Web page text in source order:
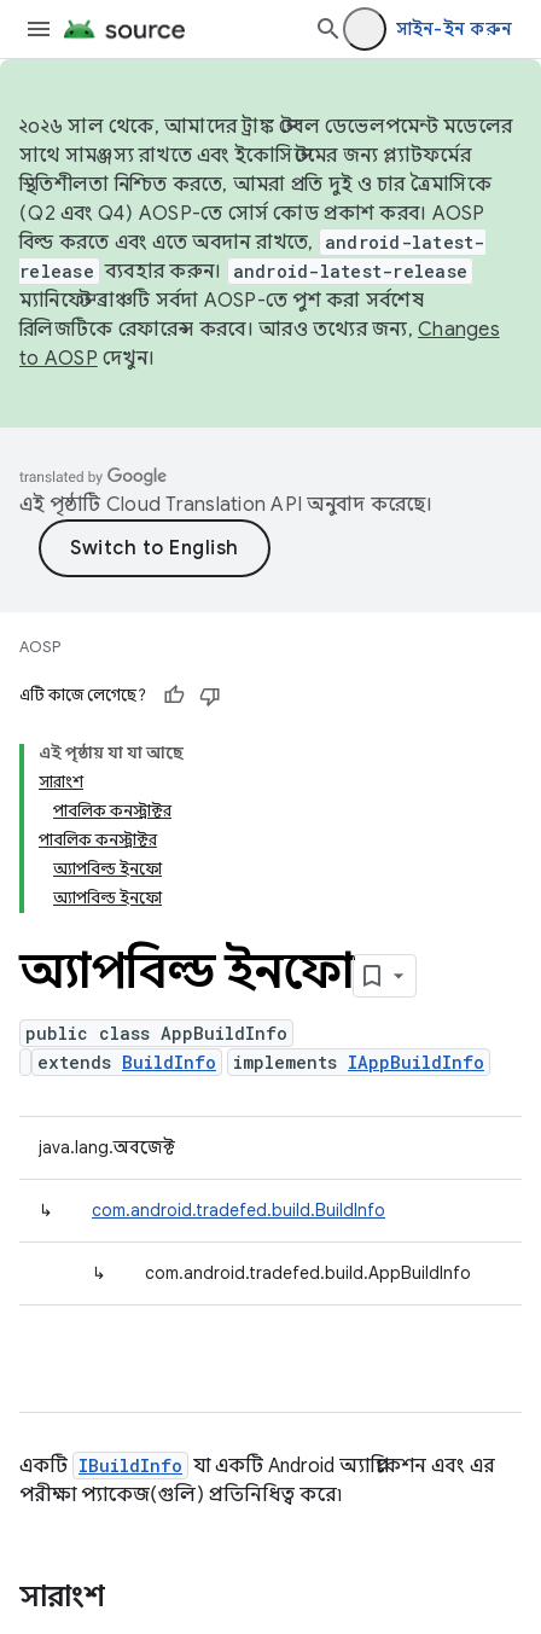
সাইন-ইন করুন
২০২৬ সাল থেকে, আমাদের ট্রাঙ্ক স্টেবল ডেভেলপমেন্ট মডেলের
সাথে সামঞ্জস্য রাখতে এবং ইকোসিস্টেমের জন্য প্ল্যাটফর্মের
স্থিতিশীলতা নিশ্চিত করতে, আমরা প্রতি দুই ও চার ত্রৈমাসিকে
(Q2 এবং Q4) AOSP-তে সোর্স কোড প্রকাশ করব। AOSP
বিল্ড করতে এবং এতে অবদান রাখতে,
android-latest-
release ব্যবহার করুন। android-latest-release
ম্যানিফেস্ট ব্রাঞ্চটি সর্বদা AOSP-তে পুশ করা সর্বশেষ
রিলিজটিকে রেফারেন্স করবে। আরও তথ্যের জন্য, Changes
to AOSP দেখুন।
এই পৃষ্ঠাটি Cloud Translation API অনুবাদ করেছে।
AOSP
এটি কাজে লেগেছে?
এই পৃষ্ঠায় যা যা আছে
সারাংশ
পাবলিক কনস্ট্রাক্টর
পাবলিক কনস্ট্রাক্টর
অ্যাপবিল্ড ইনফো
অ্যাপবিল্ড ইনফো
অ্যাপবিল্ড ইনফো
public class AppBuildInfo
extends BuildInfo implements IAppBuildInfo
java.lang.অবজেক্ট
↳ com.android.tradefed.build.BuildInfo
↳ com.android.tradefed.build.AppBuildInfo
একটি IBuildInfo যা একটি Android অ্যাপ্লিকেশন এবং এর
পরীক্ষা প্যাকেজ(গুলি) প্রতিনিধিত্ব করে৷
সারাংশ